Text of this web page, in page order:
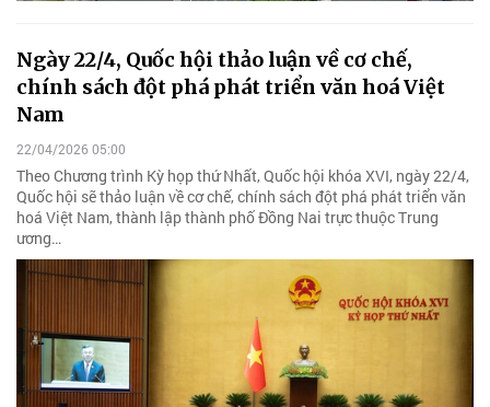
Ngày 22/4, Quốc hội thảo luận về cơ chế,
chính sách đột phá phát triển văn hoá Việt
Nam
22/04/2026 05:00
Theo Chương trình Kỳ họp thứ Nhất, Quốc hội khóa XVI, ngày 22/4,
Quốc hội sẽ thảo luận về cơ chế, chính sách đột phá phát triển văn
hoá Việt Nam, thành lập thành phố Đồng Nai trực thuộc Trung
ương…